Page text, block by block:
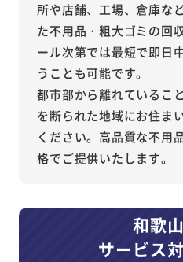
所や店舗、工場、倉庫な
た不用品・粗大ゴミの回
ール次第では最短で即日
うことも可能です。
都市部から離れているこ
を断られた地域にお住ま
ください。高品質な不用
格でご提供いたします。
和歌
サービス